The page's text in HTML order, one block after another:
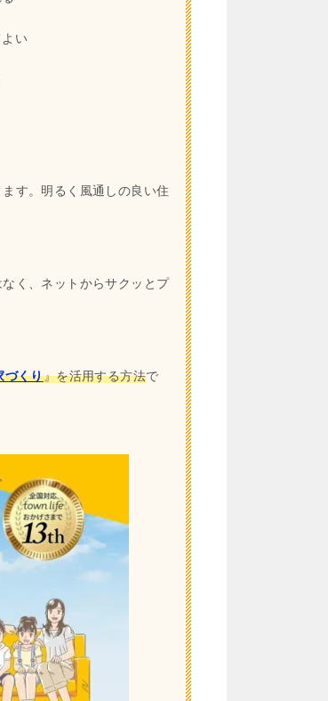
い
す。明るく風通しの良い住
く、ネットからサクッとプ
づくり』を活用する方法で